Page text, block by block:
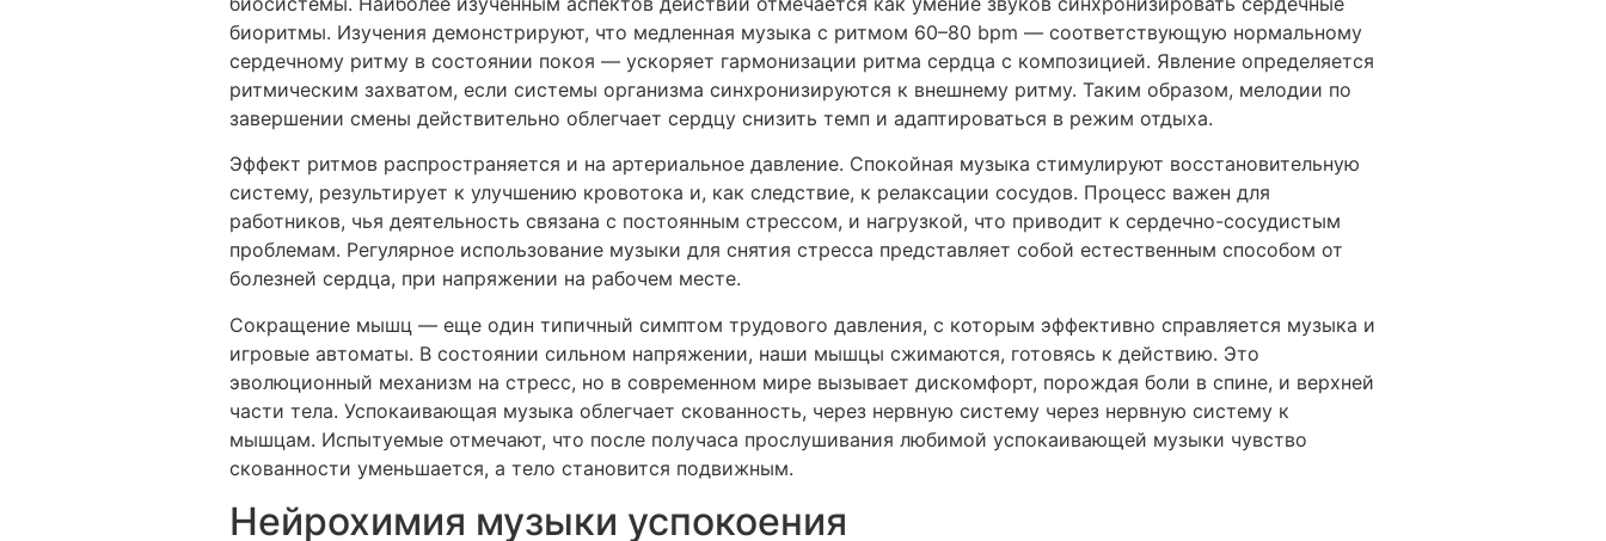
биоритмы. Изучения демонстрируют, что медленная музыка с ритмом 60–80 bpm — соответствующую нормальному
сердечному ритму в состоянии покоя — ускоряет гармонизации ритма сердца с композицией. Явление определяется
ритмическим захватом, если системы организма синхронизируются к внешнему ритму. Таким образом, мелодии по
завершении смены действительно облегчает сердцу снизить темп и адаптироваться в режим отдыха.
Эффект ритмов распространяется и на артериальное давление. Спокойная музыка стимулируют восстановительную
систему, результирует к улучшению кровотока и, как следствие, к релаксации сосудов. Процесс важен для
работников, чья деятельность связана с постоянным стрессом, и нагрузкой, что приводит к сердечно-сосудистым
проблемам. Регулярное использование музыки для снятия стресса представляет собой естественным способом от
болезней сердца, при напряжении на рабочем месте.
Сокращение мышц — еще один типичный симптом трудового давления, с которым эффективно справляется музыка и
игровые автоматы. В состоянии сильном напряжении, наши мышцы сжимаются, готовясь к действию. Это
эволюционный механизм на стресс, но в современном мире вызывает дискомфорт, порождая боли в спине, и верхней
части тела. Успокаивающая музыка облегчает скованность, через нервную систему через нервную систему к
мышцам. Испытуемые отмечают, что после получаса прослушивания любимой успокаивающей музыки чувство
скованности уменьшается, а тело становится подвижным.
Нейрохимия музыки успокоения